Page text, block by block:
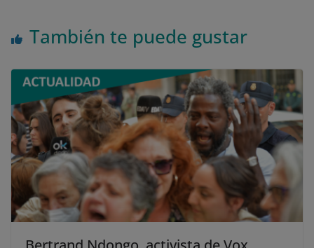
También te puede gustar